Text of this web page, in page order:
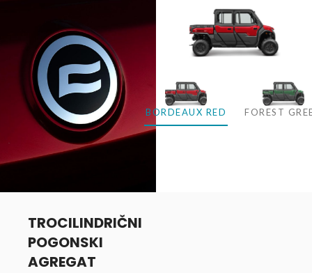
BORDEAUX RED FOREST
TROCILINDRIČNI
POGONSKI
AGREGAT